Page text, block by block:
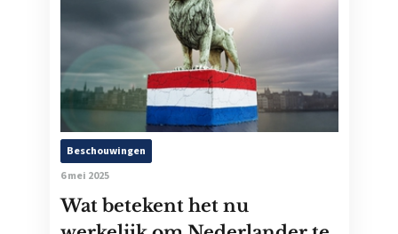
Beschouwingen
6 mei 2025
Wat betekent het nu